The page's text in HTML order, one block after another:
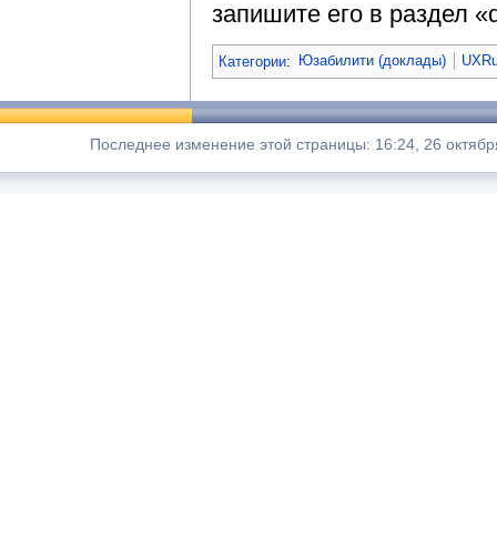
запишите его в раздел
Категории: Юзабилити (доклады)
Последнее изменение этой страницы: 16:24, 26